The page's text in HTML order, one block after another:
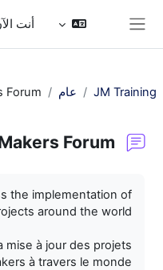
أنت
JM Training عام Forum
Forum
the implementation of
around the world.
mise à jour des projets
à travers le monde.